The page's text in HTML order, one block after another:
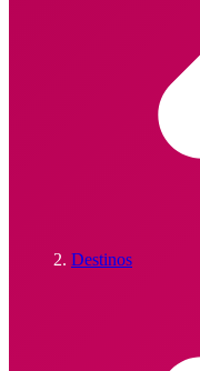
Destinos